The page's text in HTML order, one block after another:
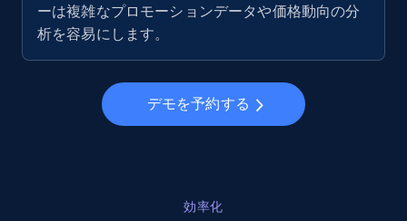
Walmart - products - Collects products by
URL, Final price, Sku, Currency, Gtin,
Specifications, Image urls, Top reviews, and
ーは複雑なプロモーションデータや価格動向の分
析を容易にします。
デモを予約する
効率化